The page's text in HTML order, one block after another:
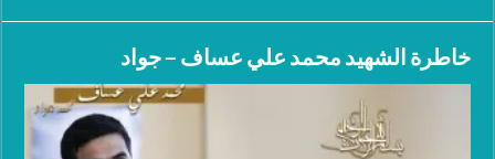
خاطرة الشهيد محمد علي عساف – جواد